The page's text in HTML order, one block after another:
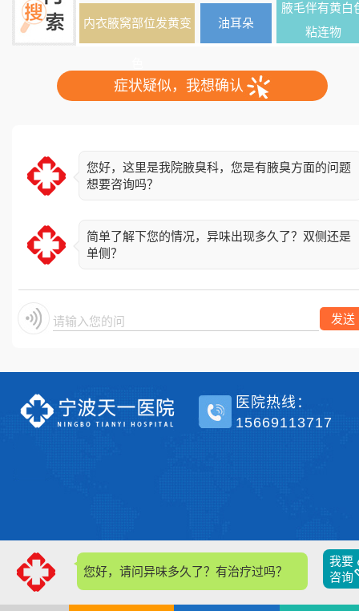
内衣腋窝部位发黄变 油耳朵
腋毛伴有黄白
粘连物
症状疑似，我想确认
您好，这里是我院腋臭科，您是有腋臭方面的问题
想要咨询吗？
简单了解下您的情况，异味出现多久了？双侧还是
单侧？
请输入您的问题 发送
您好，请问异味多久了？有治疗过吗？
我要
咨询
医院热线：
15669113717